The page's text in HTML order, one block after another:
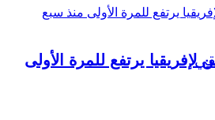
يرتفع للمرة الأولى